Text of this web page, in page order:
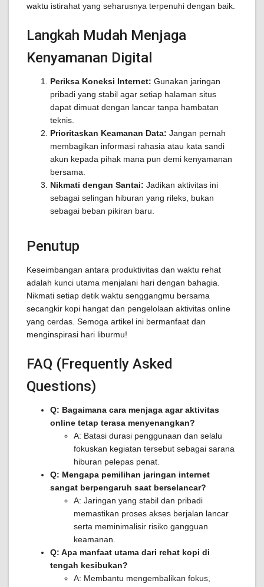
waktu istirahat yang seharusnya terpenuhi dengan baik.
Langkah Mudah Menjaga
Kenyamanan Digital
Periksa Koneksi Internet: Gunakan jaringan
pribadi yang stabil agar setiap halaman situs
dapat dimuat dengan lancar tanpa hambatan
teknis.
Prioritaskan Keamanan Data: Jangan pernah
membagikan informasi rahasia atau kata sandi
akun kepada pihak mana pun demi kenyamanan
bersama.
Nikmati dengan Santai: Jadikan aktivitas ini
sebagai selingan hiburan yang rileks, bukan
sebagai beban pikiran baru.
Penutup
Keseimbangan antara produktivitas dan waktu rehat
adalah kunci utama menjalani hari dengan bahagia.
Nikmati setiap detik waktu senggangmu bersama
secangkir kopi hangat dan pengelolaan aktivitas online
yang cerdas. Semoga artikel ini bermanfaat dan
menginspirasi hari liburmu!
FAQ (Frequently Asked
Questions)
Q: Bagaimana cara menjaga agar aktivitas
online tetap terasa menyenangkan?
A: Batasi durasi penggunaan dan selalu
fokuskan kegiatan tersebut sebagai sarana
hiburan pelepas penat.
Q: Mengapa pemilihan jaringan internet
sangat berpengaruh saat berselancar?
A: Jaringan yang stabil dan pribadi
memastikan proses akses berjalan lancar
serta meminimalisir risiko gangguan
keamanan.
Q: Apa manfaat utama dari rehat kopi di
tengah kesibukan?
A: Membantu mengembalikan fokus,